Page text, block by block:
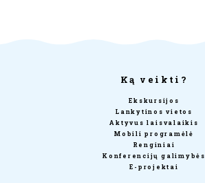
Ką veikti?
Ekskursijos
Lankytinos vietos
Aktyvus laisvalaikis
Mobili programėlė
Renginiai
Konferencijų galimybės
E-projektai